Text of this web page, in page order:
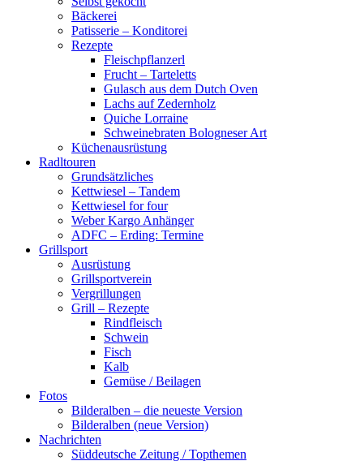
Bäckerei
Patisserie – Konditorei
Rezepte
Fleischpflanzerl
Frucht – Tarteletts
Gulasch aus dem Dutch Oven
Lachs auf Zedernholz
Quiche Lorraine
Schweinebraten Bologneser Art
Küchenausrüstung
Radltouren
Grundsätzliches
Kettwiesel – Tandem
Kettwiesel for four
Weber Kargo Anhänger
ADFC – Erding: Termine
Grillsport
Ausrüstung
Grillsportverein
Vergrillungen
Grill – Rezepte
Rindfleisch
Schwein
Fisch
Kalb
Gemüse / Beilagen
Fotos
Bilderalben – die neueste Version
Bilderalben (neue Version)
Nachrichten
Süddeutsche Zeitung / Topthemen